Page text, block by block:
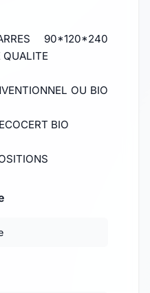
90*120*240
QUALITE
OU BIO
BIO